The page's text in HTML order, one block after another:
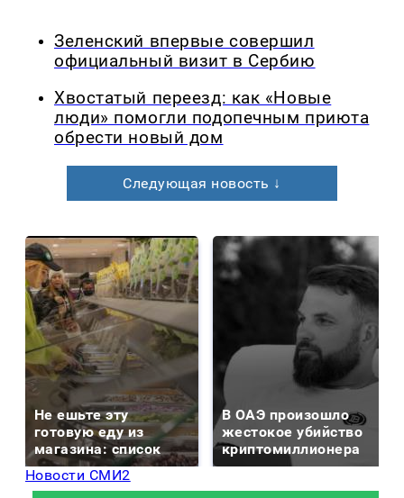
Зеленский впервые совершил
официальный визит в Сербию
Хвостатый переезд: как «Новые
люди» помогли подопечным приюта
обрести новый дом
Следующая новость ↓
Не ешьте эту
готовую еду из
магазина: список
В ОАЭ произошло
жестокое убийство
криптомиллионера
Новости СМИ2